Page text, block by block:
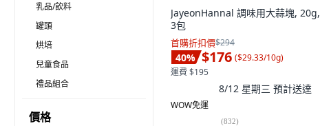
乳品/飲料
罐頭
烘培
兒童食品
禮品組合
價格
JayeonHannal 調味用大蒜塊, 20g,
3包
首購折扣價$294
40% $176 ($29.33/10g)
運費 $195
8/12 星期三 預計送達
WOW免運
(832)